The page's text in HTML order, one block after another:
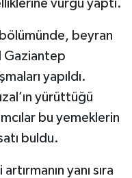
vurgu yaptı.
beyran
Gaziantep
yapıldı.
yürüttüğü
bu yemeklerin
buldu.
yanı sıra